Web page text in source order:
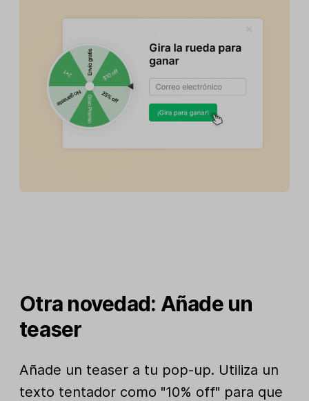
Otra novedad: Añade un
teaser
Añade un teaser a tu pop-up. Utiliza un
texto tentador como "10% off" para que